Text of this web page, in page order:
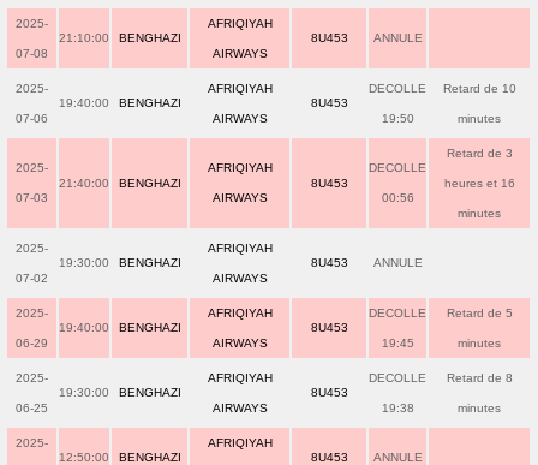
2025-
07-08
21:10:00 BENGHAZI
AFRIQIYAH
AIRWAYS
8U453 ANNULE
2025-
07-06
19:40:00 BENGHAZI
AFRIQIYAH
AIRWAYS
8U453
DECOLLE
19:50
Retard de 10
minutes
2025-
07-03
21:40:00 BENGHAZI
AFRIQIYAH
AIRWAYS
8U453
DECOLLE
00:56
Retard de 3
heures et 16
minutes
2025-
07-02
19:30:00 BENGHAZI
AFRIQIYAH
AIRWAYS
8U453 ANNULE
2025-
06-29
19:40:00 BENGHAZI
AFRIQIYAH
AIRWAYS
8U453
DECOLLE
19:45
Retard de 5
minutes
2025-
06-25
19:30:00 BENGHAZI
AFRIQIYAH
AIRWAYS
8U453
DECOLLE
19:38
Retard de 8
minutes
2025-
12:50:00 BENGHAZI
AFRIQIYAH
8U453 ANNULE